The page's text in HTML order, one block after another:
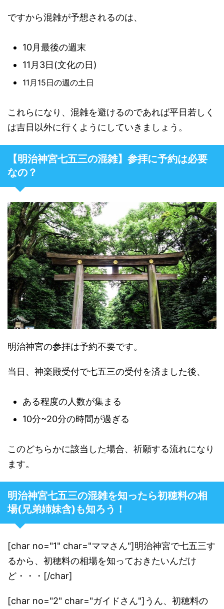
ですから混雑が予想されるのは、
10月最後の週末
11月3日(文化の日)
11月15日の週の土日
これらになり、混雑を避けるのであれば平日若しく
は吉日以外に行くようにしていきましょう。
【明治神宮七五三の混雑】参拝に予約は必要
なの？
明治神宮の参拝は予約不要です。
当日、神楽殿受付で七五三の受付を済ました後、
ある程度の人数が集まる
10分~20分の時間が過ぎる
このどちらかに該当した場合、祈願する流れになり
ます。
明治神宮七五三の混雑を知ったら初穂料の相
場(兄弟姉妹含)も知ろう！
[char no="1" char="ママさん"]明治神宮で七五三す
るから、初穂料の相場を知っておきたいんだけ
ど・・・[/char]
[char no="2" char="ガイドさん"]うん、初穂料の